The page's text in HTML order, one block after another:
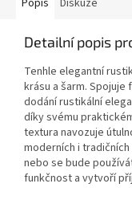
Popis Diskuze
Detailní popis
Tenhle elegantní
krásu a šarm.
dodání rustikální
díky svému
textura navozuje
moderních i
nebo se bude
funkčnost a vytvoří